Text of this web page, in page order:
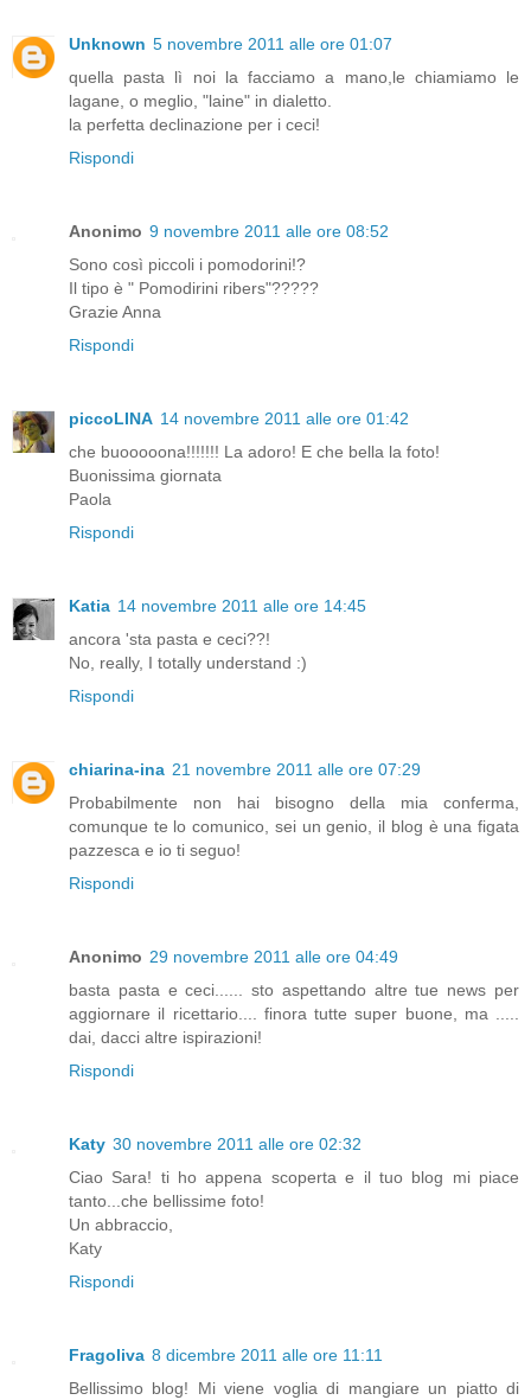
Unknown 5 novembre 2011 alle ore 01:07
quella pasta lì noi la facciamo a mano,le chiamiamo le
lagane, o meglio, "laine" in dialetto.
la perfetta declinazione per i ceci!
Rispondi
Anonimo 9 novembre 2011 alle ore 08:52
Sono così piccoli i pomodorini!?
Il tipo è " Pomodirini ribers"?????
Grazie Anna
Rispondi
piccoLINA 14 novembre 2011 alle ore 01:42
che buooooona!!!!!!! La adoro! E che bella la foto!
Buonissima giornata
Paola
Rispondi
Katia 14 novembre 2011 alle ore 14:45
ancora 'sta pasta e ceci??!
No, really, I totally understand :)
Rispondi
chiarina-ina 21 novembre 2011 alle ore 07:29
Probabilmente non hai bisogno della mia conferma,
comunque te lo comunico, sei un genio, il blog è una figata
pazzesca e io ti seguo!
Rispondi
Anonimo 29 novembre 2011 alle ore 04:49
basta pasta e ceci...... sto aspettando altre tue news per
aggiornare il ricettario.... finora tutte super buone, ma .....
dai, dacci altre ispirazioni!
Rispondi
Katy 30 novembre 2011 alle ore 02:32
Ciao Sara! ti ho appena scoperta e il tuo blog mi piace
tanto...che bellissime foto!
Un abbraccio,
Katy
Rispondi
Fragoliva 8 dicembre 2011 alle ore 11:11
Bellissimo blog! Mi viene voglia di mangiare un piatto di